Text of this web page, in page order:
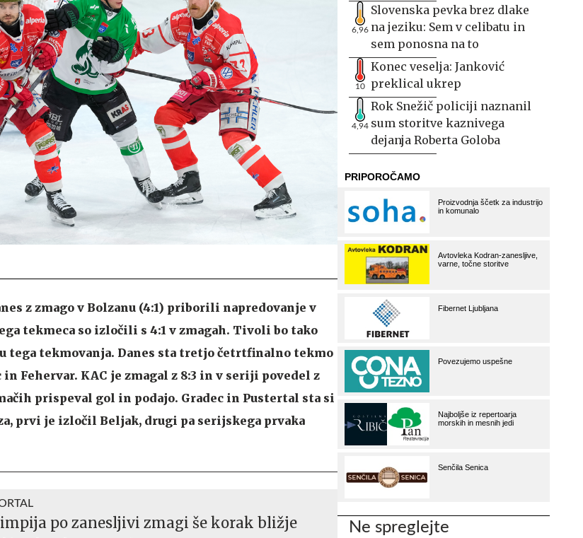
z zmago v Bolzanu (4:1) priborili napredovanje v
tekmeca so izločili s 4:1 v zmagah. Tivoli bo tako
tega tekmovanja. Danes sta tretjo četrtfinalno tekmo
Fehervar. KAC je zmagal z 8:3 in v seriji povedel z
prispeval gol in podajo. Gradec in Pustertal sta si
prvi je izločil Beljak, drugi pa serijskega prvaka
po zanesljivi zmagi še korak bližje
6,96
Slovenska pevka brez dlake
na jeziku: Sem v celibatu in
sem ponosna na to
10
Konec veselja: Janković
preklical ukrep
4,94
Rok Snežič policiji naznanil
sum storitve kaznivega
dejanja Roberta Goloba
Ne spreglejte